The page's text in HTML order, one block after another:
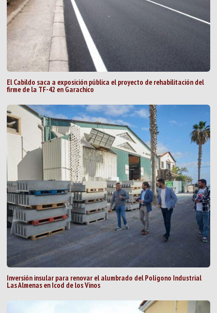
El Cabildo saca a exposición pública el proyecto de rehabilitación del
firme de la TF-42 en Garachico
Inversión insular para renovar el alumbrado del Polígono Industrial
Las Almenas en Icod de los Vinos